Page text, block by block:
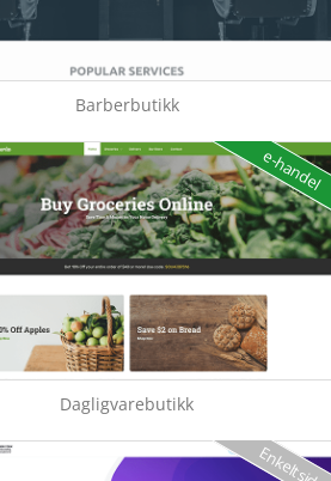
Barberbutikk
e-handel
Dagligvarebutikk
Enkeltside